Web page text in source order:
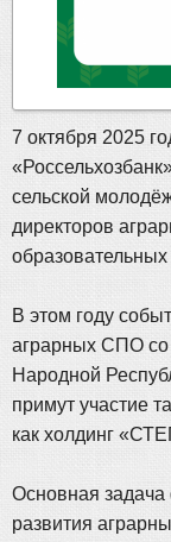
7 октября 2025
сельской
директоров
В этом году
аграрных СПО со
Народной
примут участие
как холдинг
Основная задача
развития